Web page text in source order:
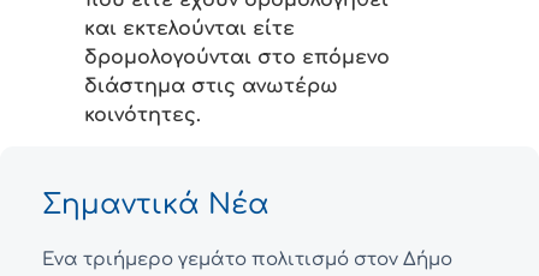
και εκτελούνται είτε
δρομολογούνται στο επόμενο
διάστημα στις ανωτέρω
κοινότητες.
Σημαντικά Νέα
Ένα τριήμερο γεμάτο πολιτισμό στον Δήμο